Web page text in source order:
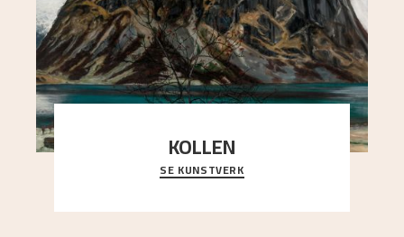
KOLLEN
Et ruvende fjell dominerer bildeflaten, og står i
sterk kontrast til det spinkle rognetreet ute
SE KUNSTVERK